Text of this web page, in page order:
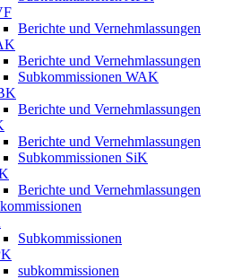
Berichte und Vernehmlassungen
Berichte und Vernehmlassungen
Subkommissionen WAK
Berichte und Vernehmlassungen
Berichte und Vernehmlassungen
Subkommissionen SiK
Berichte und Vernehmlassungen
Subkommissionen
subkommissionen